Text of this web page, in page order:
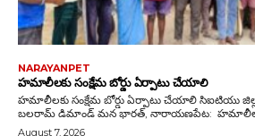
NARAYANPET
హమాలీలకు సంక్షేమ బోర్డు ఏర్పాటు చేయాలి
హమాలీలకు సంక్షేమ బోర్డు ఏర్పాటు చేయాలి సిఐటియు జిల్లా కార్యదర్శి బండమీది
బలరామ్ డిమాండ్ మన భారత్, నారాయణపేట:
August 7, 2026